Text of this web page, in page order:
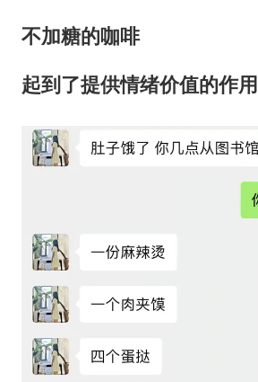
不加糖的咖啡
起到了提供情绪价值的作用